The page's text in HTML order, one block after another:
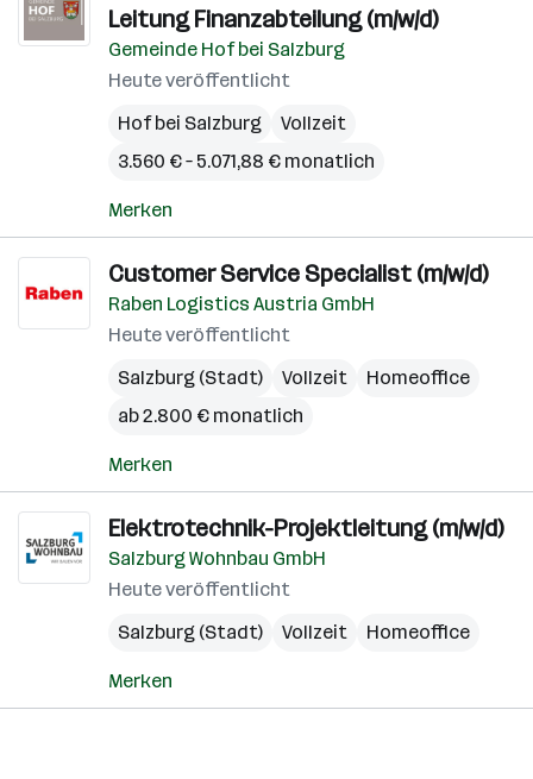
Leitung Finanzabteilung (m/w/d)
Gemeinde Hof bei Salzburg
Heute veröffentlicht
Hof bei Salzburg
Vollzeit
3.560 € – 5.071,88 € monatlich
Merken
Customer Service Specialist (m/w/d)
Raben Logistics Austria GmbH
Heute veröffentlicht
Salzburg (Stadt)
Vollzeit
Homeoffice
ab 2.800 € monatlich
Merken
Elektrotechnik-Projektleitung (m/w/d)
Salzburg Wohnbau GmbH
Heute veröffentlicht
Salzburg (Stadt)
Vollzeit Homeoffice
Merken